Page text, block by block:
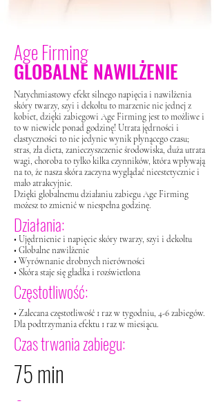
Age Firming
GLOBALNE NAWILŻENIE
Natychmiastowy efekt silnego napięcia i nawilżenia
skóry twarzy, szyi i dekoltu to marzenie nie jednej z
kobiet, dzięki zabiegowi Age Firming jest to możliwe i
to w niewiele ponad godzinę! Utrata jędrności i
elastyczności to nie jedynie wynik płynącego czasu;
stras, zła dieta, zanieczyszczenie środowiska, duża utrata
wagi, choroba to tylko kilka czynników, która wpływają
na to, że nasza skóra zaczyna wyglądać nieestetycznie i
mało atrakcyjnie.
Dzięki globalnemu działaniu zabiegu Age Firming
możesz to zmienić w niespełna godzinę.
Działania:
• Ujędrnienie i napięcie skóry twarzy, szyi i dekoltu
• Globalne nawilżenie
• Wyrównanie drobnych nierówności
• Skóra staje się gładka i rozświetlona
Częstotliwość:
• Zalecana częstotliwość 1 raz w tygodniu, 4-6 zabiegów.
Dla podtrzymania efektu 1 raz w miesiącu.
Czas trwania zabiegu:
75 min
Cena: